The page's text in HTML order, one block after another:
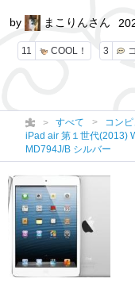
11 COOL！ 3
by まこりんさん
すべて コン
iPad air 第１世代(2013)
MD794J/B シルバー